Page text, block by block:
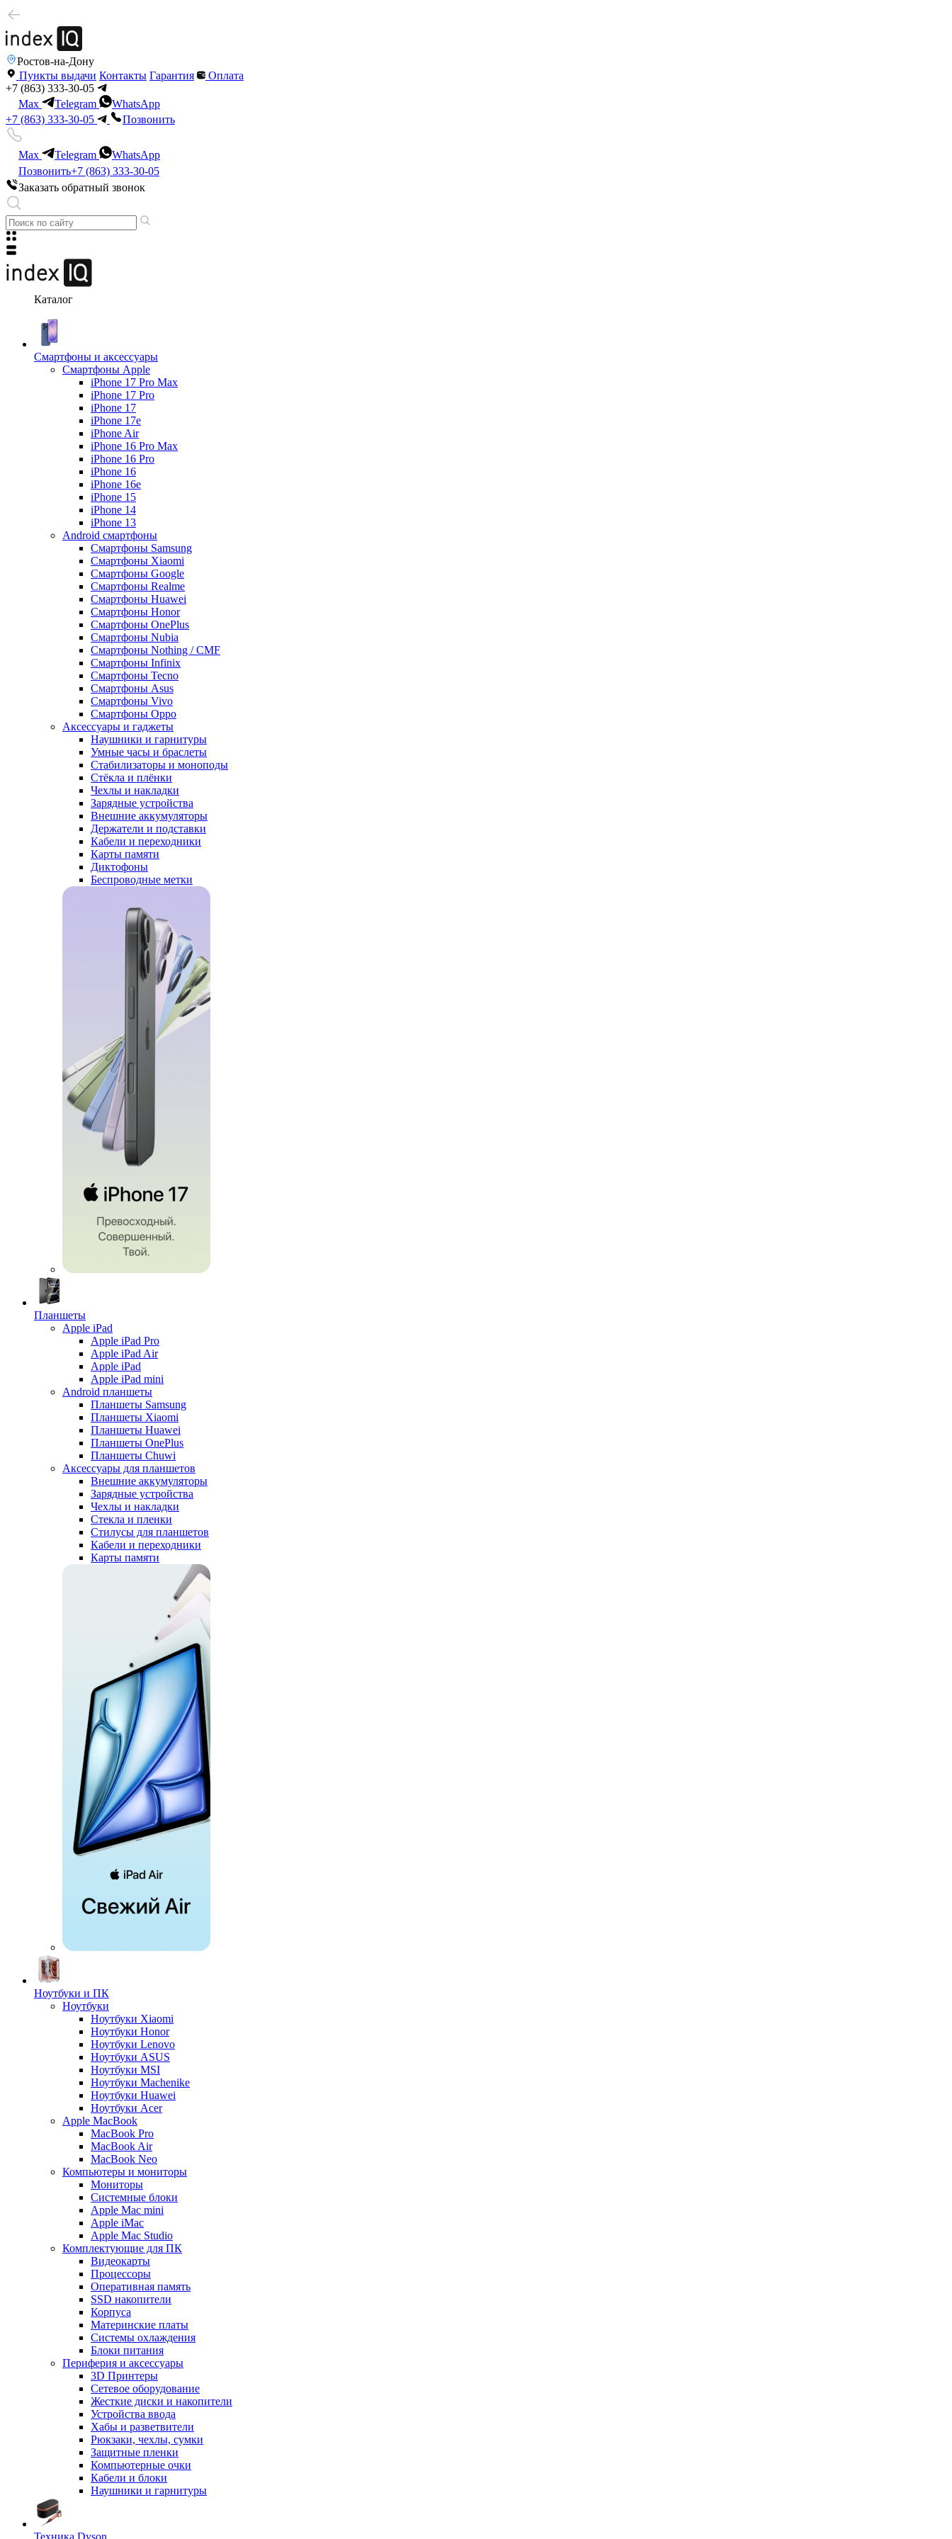
Ростов-на-Дону
Пункты выдачи Контакты Гарантия
Оплата
+7 (863) 333-30-05
Max
Telegram
WhatsApp
+7 (863) 333-30-05
Позвонить
Max Telegram
WhatsApp
Позвонить+7 (863) 333-30-05
Заказать обратный звонок
Каталог
Смартфоны и аксессуары
Смартфоны Apple
iPhone 17 Pro Max
iPhone 17 Pro
iPhone 17
iPhone 17e
iPhone Air
iPhone 16 Pro Max
iPhone 16 Pro
iPhone 16
iPhone 16e
iPhone 15
iPhone 14
iPhone 13
Android cмартфоны
Смартфоны Samsung
Смартфоны Xiaomi
Смартфоны Google
Смартфоны Realme
Смартфоны Huawei
Смартфоны Honor
Смартфоны OnePlus
Смартфоны Nubia
Смартфоны Nothing / CMF
Смартфоны Infinix
Смартфоны Tecno
Смартфоны Asus
Смартфоны Vivo
Смартфоны Oppo
Аксессуары и гаджеты
Наушники и гарнитуры
Умные часы и браслеты
Стабилизаторы и моноподы
Стёкла и плёнки
Чехлы и накладки
Зарядные устройства
Внешние аккумуляторы
Держатели и подставки
Кабели и переходники
Карты памяти
Диктофоны
Беспроводные метки
Планшеты
Apple iPad
Apple iPad Pro
Apple iPad Air
Apple iPad
Apple iPad mini
Android планшеты
Планшеты Samsung
Планшеты Xiaomi
Планшеты Huawei
Планшеты OnePlus
Планшеты Chuwi
Аксессуары для планшетов
Внешние аккумуляторы
Зарядные устройства
Чехлы и накладки
Стекла и пленки
Стилусы для планшетов
Кабели и переходники
Карты памяти
Ноутбуки и ПК
Ноутбуки
Ноутбуки Xiaomi
Ноутбуки Honor
Ноутбуки Lenovo
Ноутбуки ASUS
Ноутбуки MSI
Ноутбуки Machenike
Ноутбуки Huawei
Ноутбуки Acer
Apple MacBook
MacBook Pro
MacBook Air
MacBook Neo
Компьютеры и мониторы
Мониторы
Системные блоки
Apple Mac mini
Apple iMac
Apple Mac Studio
Комплектующие для ПК
Видеокарты
Процессоры
Оперативная память
SSD накопители
Корпуса
Материнские платы
Системы охлаждения
Блоки питания
Периферия и аксессуары
3D Принтеры
Сетевое оборудование
Жесткие диски и накопители
Устройства ввода
Хабы и разветвители
Рюкзаки, чехлы, сумки
Защитные пленки
Компьютерные очки
Кабели и блоки
Наушники и гарнитуры
Техника Dyson